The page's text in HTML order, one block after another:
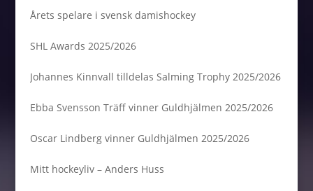
Årets spelare i svensk damishockey
SHL Awards 2025/2026
Johannes Kinnvall tilldelas Salming Trophy 2025/2026
Ebba Svensson Träff vinner Guldhjälmen 2025/2026
Oscar Lindberg vinner Guldhjälmen 2025/2026
Mitt hockeyliv – Anders Huss